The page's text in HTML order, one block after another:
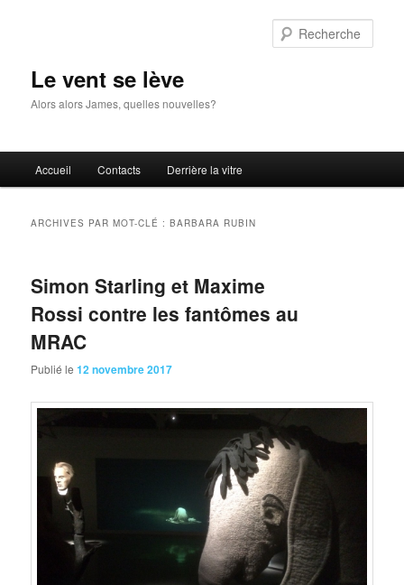
Le vent se lève
Alors alors James, quelles nouvelles?
principal
Accueil Contacts Derrière la vitre
ARCHIVES PAR MOT-CLÉ :BARBARA RUBIN
Simon Starling et Maxime
Rossi contre les fantômes au
MRAC
Publié le12 novembre 2017